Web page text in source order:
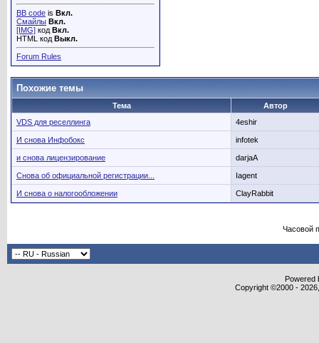
BB code is Вкл.
Смайлы Вкл.
[IMG] код Вкл.
HTML код Выкл.
Forum Rules
Похожие темы
Тема
Автор
VDS для реселлинга
4eshir
И снова Инфобокс infotek
и снова лицензирование darjaA
Снова об официальной регистрации... Iagent
И снова о налогообложении ClayRabbit
Часовой
Powered
Copyright ©2000 -